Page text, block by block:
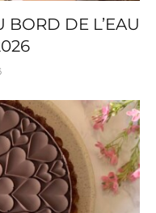
BORD DE L’EAU